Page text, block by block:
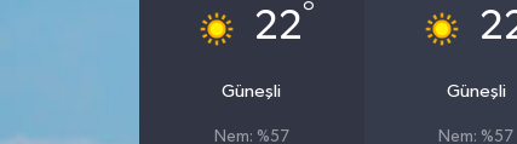
22°
Güneşli
Nem: %57
Güneşli
Nem: %57